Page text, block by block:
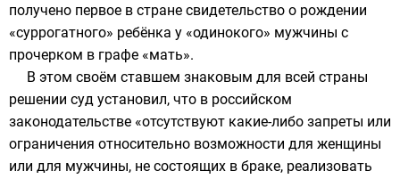
получено первое в стране свидетельство о рождении
«суррогатного» ребёнка у «одинокого» мужчины с
прочерком в графе «мать».
В этом своём ставшем знаковым для всей страны
решении суд установил, что в российском
законодательстве «отсутствуют какие-либо запреты или
ограничения относительно возможности для женщины
или для мужчины, не состоящих в браке, реализовать